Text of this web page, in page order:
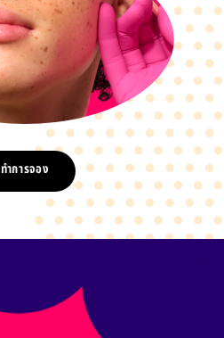
ทำการจอง